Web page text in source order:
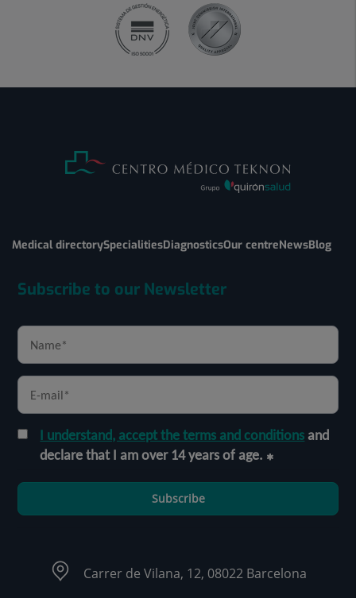
Medical directorySpecialitiesDiagnosticsOur centreNewsBlog
Subscribe to our Newsletter
I understand, accept the terms and conditionsand
declare that I am over 14 years of age.
Subscribe
Carrer de Vilana, 12, 08022 Barcelona